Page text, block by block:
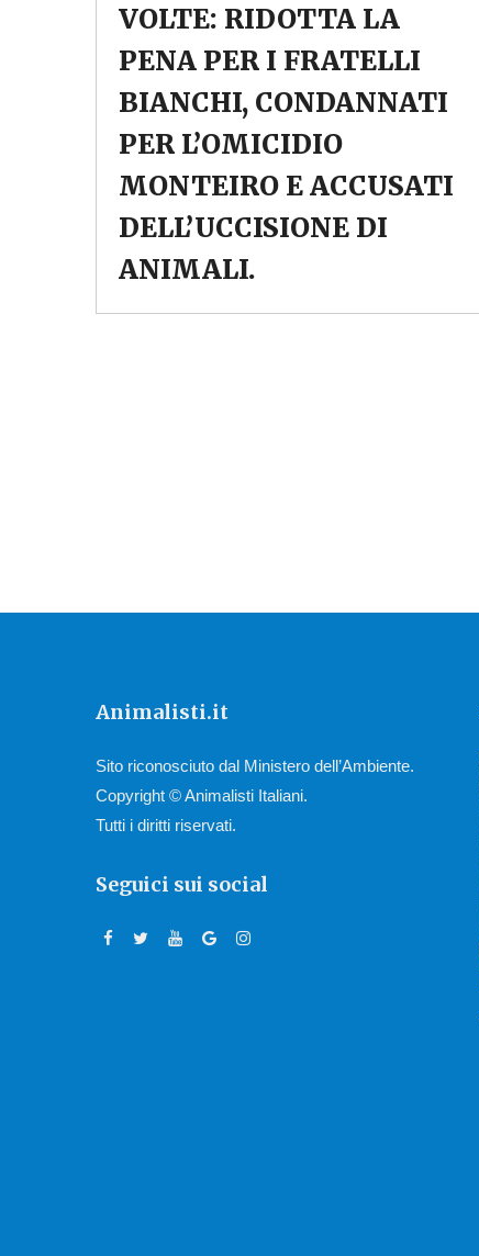
VOLTE: RIDOTTA LA
PENA PER I FRATELLI
BIANCHI, CONDANNATI
PER L’OMICIDIO
MONTEIRO E ACCUSATI
DELL’UCCISIONE DI
ANIMALI.
Animalisti.it
Sito riconosciuto dal Ministero dell’Ambiente.
Copyright © Animalisti Italiani.
Tutti i diritti riservati.
Seguici sui social